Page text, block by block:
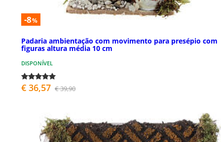
-8%
Padaria ambientação com movimento para presépio com
figuras altura média 10 cm
DISPONÍVEL
€ 36,57 € 39,90